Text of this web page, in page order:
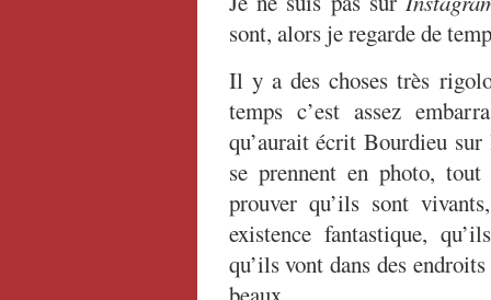
sont, alors je regarde de
Il y a des choses très
temps c’est assez
qu’aurait écrit Bourdieu
se prennent en photo,
prouver qu’ils sont
existence fantastique,
qu’ils vont dans des